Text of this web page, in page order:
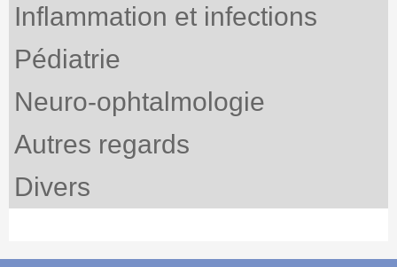
Inflammation et infections
Pédiatrie
Neuro-ophtalmologie
Autres regards
Divers